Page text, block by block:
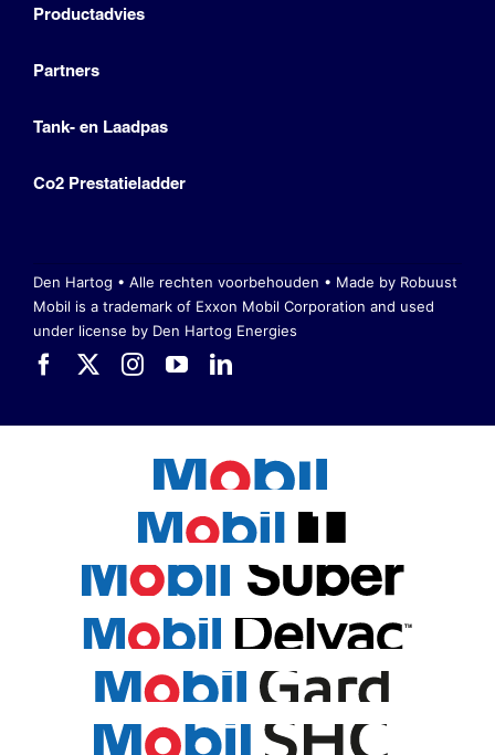
Productadvies
Partners
Tank- en Laadpas
Co2 Prestatieladder
Den Hartog • Alle rechten voorbehouden • Made by Robuust
Mobil is a trademark of Exxon Mobil Corporation and used
under license by Den Hartog Energies